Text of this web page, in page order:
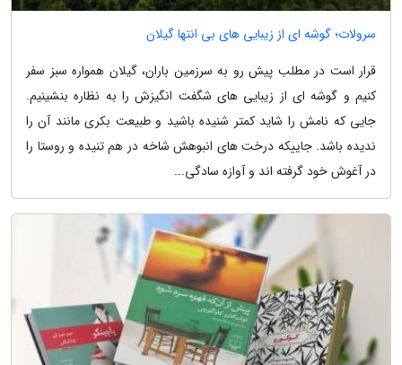
سرولات؛ گوشه ای از زیبایی های بی انتها گیلان
قرار است در مطلب پیش رو به سرزمین باران، گیلان همواره سبز سفر
کنیم و گوشه ای از زیبایی های شگفت انگیزش را به نظاره بنشینیم.
جایی که نامش را شاید کمتر شنیده باشید و طبیعت بکری مانند آن را
ندیده باشد. جاییکه درخت های انبوهش شاخه در هم تنیده و روستا را
در آغوش خود گرفته اند و آوازه سادگی...